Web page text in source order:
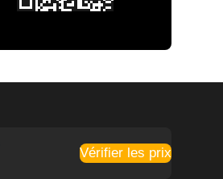
Vérifier les prix